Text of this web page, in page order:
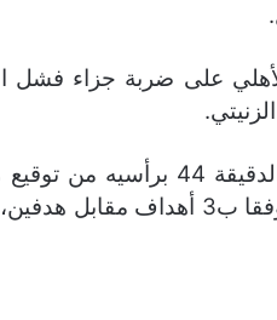
على ضربة جزاء فشل
ونجح المصريون في تعديل النتيجة في
الكفة لممثل أرض الكنانة، الذي صار